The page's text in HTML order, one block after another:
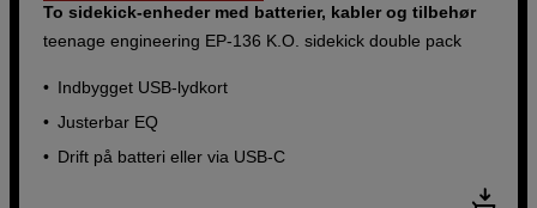
To sidekick-enheder med batterier, kabler og tilbehør
teenage engineering EP-136 K.O. sidekick double pack
Indbygget USB-lydkort
Justerbar EQ
Drift på batteri eller via USB-C